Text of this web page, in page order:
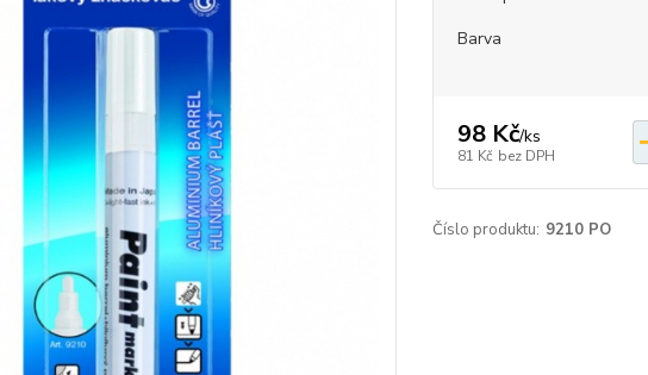
Barva
98 Kč/ks
81 Kč bez DPH
Číslo produktu: 9210 PO